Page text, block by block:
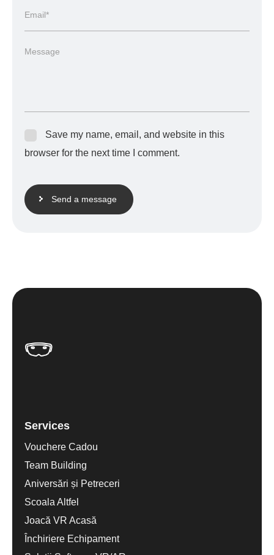
Save my name, email, and website in this
browser for the next time I comment.
Send a message
Services
Vouchere Cadou
Team Building
Aniversări și Petreceri
Scoala Altfel
Joacă VR Acasă
Închiriere Echipament